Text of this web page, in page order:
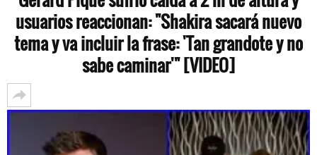
usuarios reaccionan: "Shakira sacará nuevo
tema y va incluir la frase: 'Tan grandote y no
sabe caminar'" [VIDEO]